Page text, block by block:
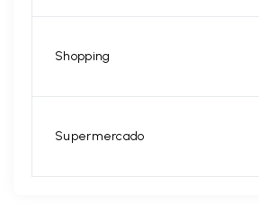
Shopping
Supermercado